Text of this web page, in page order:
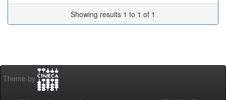
Showing results 1 to 1 of 1
Theme by